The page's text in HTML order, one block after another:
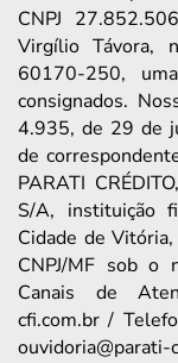
CNPJ
Virgílio Távora,
60170-250,
consignados.
4.935, de 29 de
de
PARATI
S/A, instituição
Cidade de
CNPJ/MF sob o
Canais de
cfi.com.br /
ouvidoria@parati-